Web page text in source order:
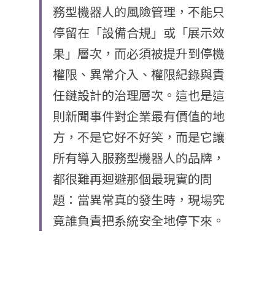
務型機器人的風險管理，不能只
停留在「設備合規」或「展示效
果」層次，而必須被提升到停機
權限、異常介入、權限紀錄與責
任鏈設計的治理層次。這也是這
則新聞事件對企業最有價值的地
方，不是它好不好笑，而是它讓
所有導入服務型機器人的品牌，
都很難再迴避那個最現實的問
題：當異常真的發生時，現場究
竟誰負責把系統安全地停下來。